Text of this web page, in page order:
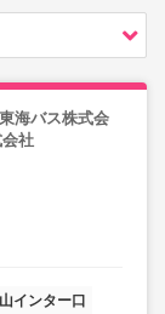
海バス株式会
社
インター口